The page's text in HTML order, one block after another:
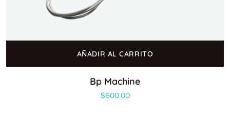
AÑADIR AL CARRITO
Bp Machine
$600.00